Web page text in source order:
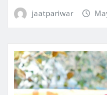
jaatpariwar